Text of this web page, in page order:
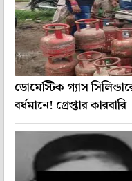
ডোমেস্টিক গ্যাস
বর্ধমানে! গ্রেপ্তার কারবারি